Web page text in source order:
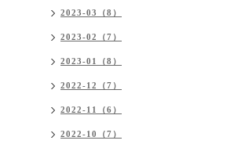
2023-03（8）
2023-02（7）
2023-01（8）
2022-12（7）
2022-11（6）
2022-10（7）